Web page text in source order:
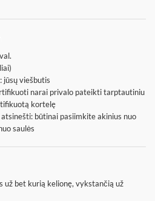
jūsų viešbutis
narai privalo pateikti tarptautiniu
kortelę
būtinai pasiimkite akinius nuo
saulės
už bet kurią kelionę, vykstančią už